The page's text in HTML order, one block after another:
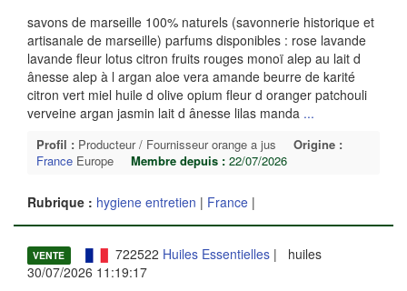
savons de marseille 100% naturels (savonnerie historique et
artisanale de marseille) parfums disponibles : rose lavande
lavande fleur lotus citron fruits rouges monoï alep au lait d
ânesse alep à l argan aloe vera amande beurre de karité
citron vert miel huile d olive opium fleur d oranger patchouli
verveine argan jasmin lait d ânesse lilas manda ...
Profil : Producteur / Fournisseur orange a jus
Origine :
France Europe Membre depuis : 22/07/2026
Rubrique : hygiene entretien | France |
VENTE 722522 Huiles Essentielles| huiles
30/07/2026 11:19:17